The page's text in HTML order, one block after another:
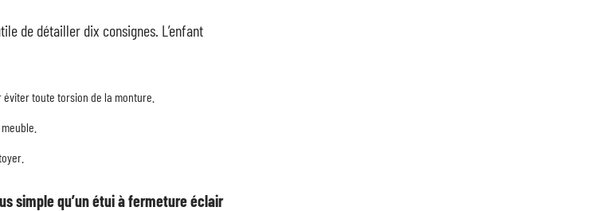
de détailler dix consignes. L’enfant
toute torsion de la monture.
simple qu’un étui à fermeture éclair